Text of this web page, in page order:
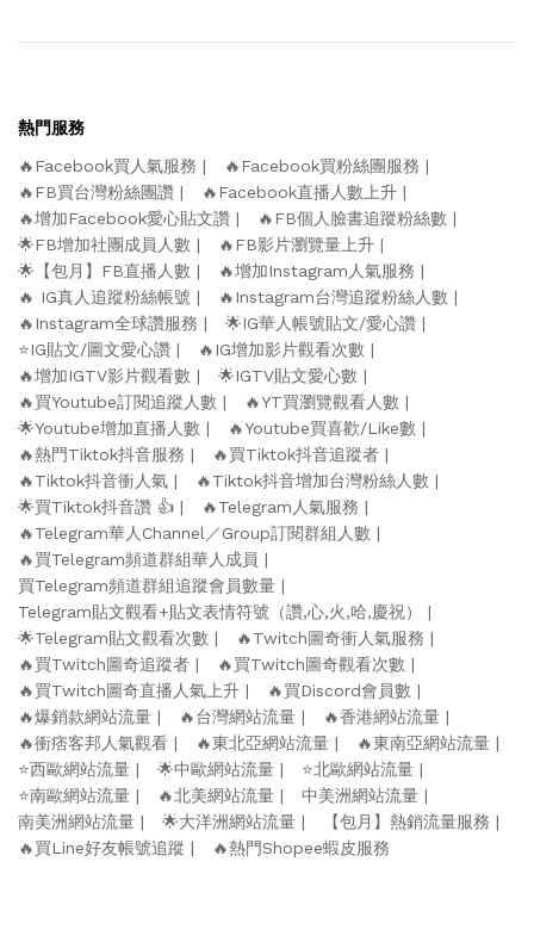
熱門服務
🔥Facebook買人氣服務
🔥Facebook買粉絲團服務
🔥FB買台灣粉絲團讚
🔥Facebook直播人數上升
🔥增加Facebook愛心貼文讚
🔥FB個人臉書追蹤粉絲數
🌟FB增加社團成員人數
🔥FB影片瀏覽量上升
🌟【包月】FB直播人數
🔥增加Instagram人氣服務
🔥 IG真人追蹤粉絲帳號
🔥Instagram台灣追蹤粉絲人數
🔥Instagram全球讚服務
🌟IG華人帳號貼文/愛心讚
⭐️IG貼文/圖文愛心讚
🔥IG增加影片觀看次數
🔥增加IGTV影片觀看數
🌟IGTV貼文愛心數
🔥買Youtube訂閱追蹤人數
🔥YT買瀏覽觀看人數
🌟Youtube增加直播人數
🔥Youtube買喜歡/Like數
🔥熱門Tiktok抖音服務
🔥買Tiktok抖音追蹤者
🔥Tiktok抖音衝人氣
🔥Tiktok抖音增加台灣粉絲人數
🌟買Tiktok抖音讚 👍
🔥Telegram人氣服務
🔥Telegram華人Channel／Group訂閱群組人數
🔥買Telegram頻道群組華人成員
買Telegram頻道群組追蹤會員數量
Telegram貼文觀看+貼文表情符號（讚,心,火,哈,慶祝）
🌟Telegram貼文觀看次數
🔥Twitch圖奇衝人氣服務
🔥買Twitch圖奇追蹤者
🔥買Twitch圖奇觀看次數
🔥買Twitch圖奇直播人氣上升
🔥買Discord會員數
🔥爆銷款網站流量
🔥台灣網站流量
🔥香港網站流量
🔥衝痞客邦人氣觀看
🔥東北亞網站流量
🔥東南亞網站流量
⭐️西歐網站流量
🌟中歐網站流量
⭐️北歐網站流量
⭐️南歐網站流量
🔥北美網站流量
中美洲網站流量
南美洲網站流量
🌟大洋洲網站流量
【包月】熱銷流量服務
🔥買Line好友帳號追蹤
🔥熱門Shopee蝦皮服務